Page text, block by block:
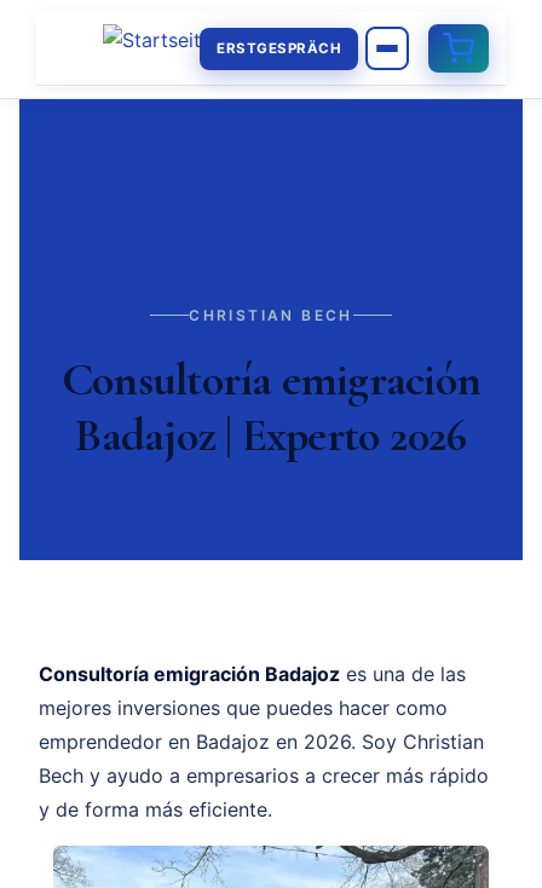
ERSTGESPRÄCH
CHRISTIAN BECH
Consultoría emigración
Badajoz | Experto 2026
Consultoría emigración Badajoz es una de las
mejores inversiones que puedes hacer como
emprendedor en Badajoz en 2026. Soy Christian
Bech y ayudo a empresarios a crecer más rápido
y de forma más eficiente.